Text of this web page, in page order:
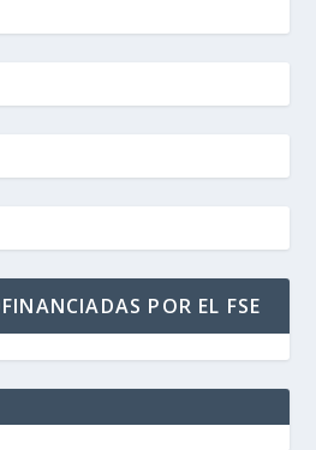
POR EL FSE